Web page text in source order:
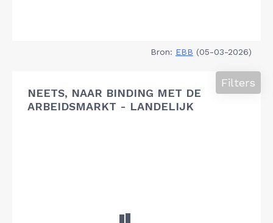
Bron: EBB (05-03-2026)
NEETS, NAAR BINDING MET DE
ARBEIDSMARKT - LANDELIJK
Filters